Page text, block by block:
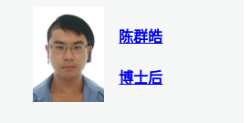
陈群皓
博士后